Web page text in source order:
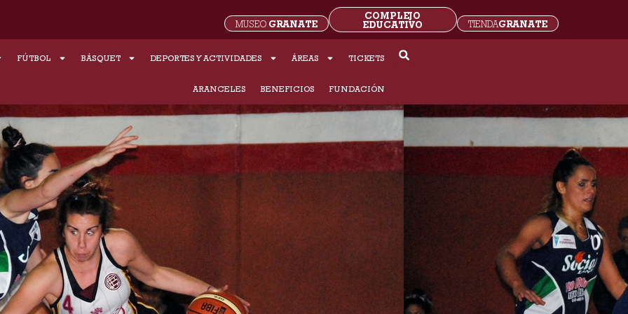
TIENDAGRANATE
COMPLEJO
EDUCATIVO
MUSEO GRANATE
FÚTBOL BÁSQUET DEPORTES Y ACTIVIDADES ÁREAS TICKETS
ARANCELES BENEFICIOS FUNDACIÓN